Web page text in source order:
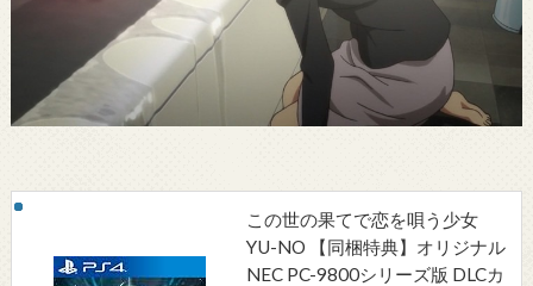
この世の果てで恋を唄う少女
YU-NO 【同梱特典】オリジナル
NEC PC-9800シリーズ版 DLCカ